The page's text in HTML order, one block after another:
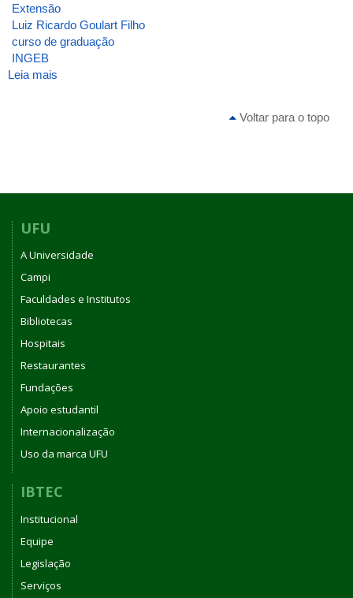
Extensão
Luiz Ricardo Goulart Filho
curso de graduação
INGEB
Leia mais
Voltar para o topo
UFU
A Universidade
Campi
Faculdades e Institutos
Bibliotecas
Hospitais
Restaurantes
Fundações
Apoio estudantil
Internacionalização
Uso da marca UFU
IBTEC
Institucional
Equipe
Legislação
Serviços